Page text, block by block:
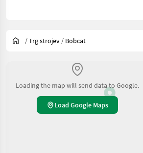
/Trg strojev / Bobcat
Loading the map will send data to Google.
Load Google Maps